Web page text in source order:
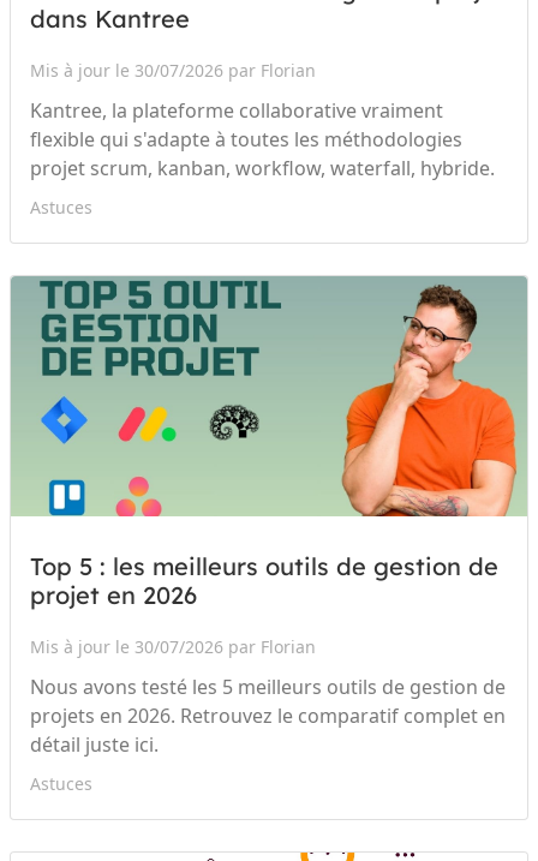
dans Kantree
Mis à jour le 30/07/2026 par Florian
Kantree, la plateforme collaborative vraiment
flexible qui s'adapte à toutes les méthodologies
projet scrum, kanban, workflow, waterfall, hybride.
Astuces
Top 5 : les meilleurs outils de gestion de
projet en 2026
Mis à jour le 30/07/2026 par Florian
Nous avons testé les 5 meilleurs outils de gestion de
projets en 2026. Retrouvez le comparatif complet en
détail juste ici.
Astuces